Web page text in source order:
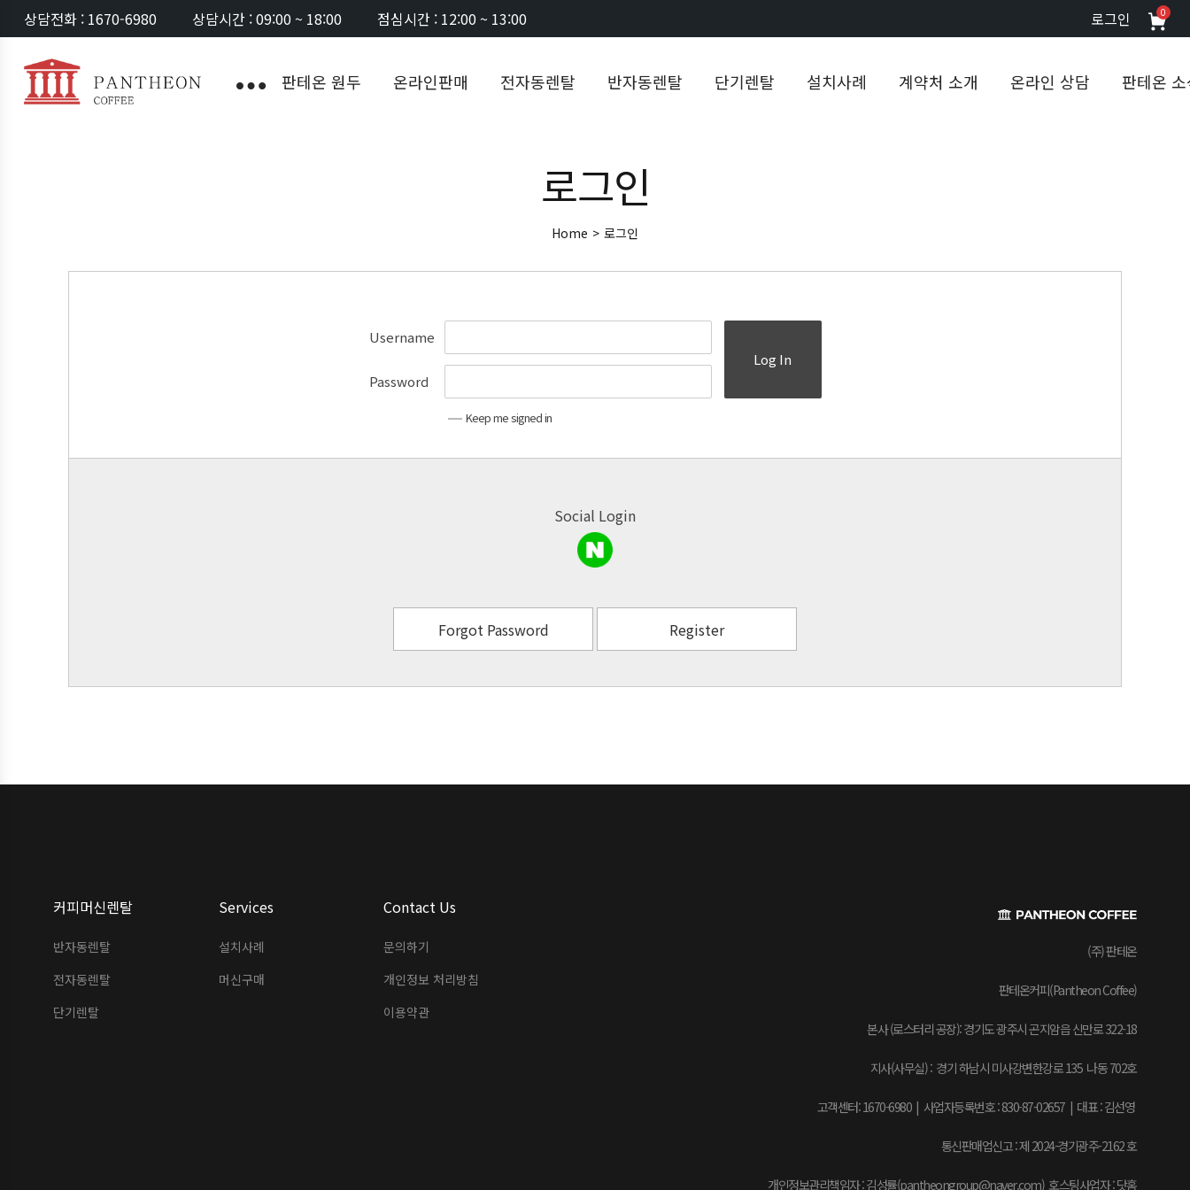
상담전화 : 1670-6980 상담시간 : 09:00 ~ 18:00 점심시간 : 12:00 ~ 13:00 로그인 0
판테온 원두 온라인판매 전자동렌탈 반자동렌탈 단기렌탈 설치사례 계약처 소개 온라인 상담 판테온
로그인
Home > 로그인
Username
Password
Keep me signed in
Log In
Social Login
Forgot Password Register
커피머신렌탈
반자동렌탈
전자동렌탈
단기렌탈
Services
설치사례
머신구매
Contact Us
문의하기
개인정보 처리방침
이용약관
(주) 판테온
판테온커피(Pantheon Coffee)
본사 (로스터리 공장): 경기도 광주시 곤지암읍 신만로 322-18
지사(사무실) : 경기 하남시 미사강변한강로 135 나동 702호
고객센터: 1670-6980 | 사업자등록번호 : 830-87-02657 | 대표 : 김선영
통신판매업신고 : 제 2024-경기광주-2162 호
개인정보관리책임자 : 김성률(pantheongroup@naver.com) 호스팅사업자 : 닷홈